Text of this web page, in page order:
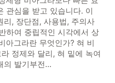
관심을 받고 있습니다. 이
리, 장단점, 사용법, 주의사
하여 중립적인 시각에서 상
아그라란 무엇인가? 혀 비
정제와 달리, 혀 밑에 녹여
의 발기부전…